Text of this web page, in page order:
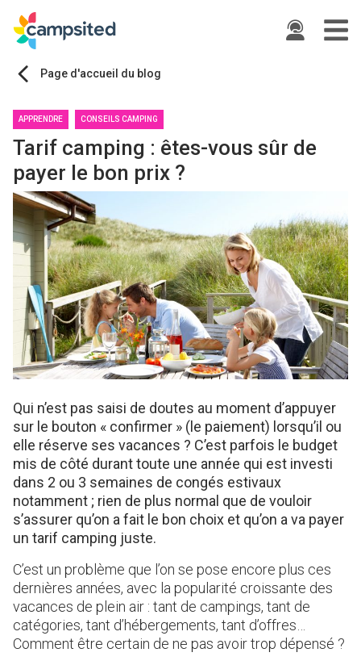
Page d'accueil du blog
APPRENDRE CONSEILS CAMPING
Tarif camping : êtes-vous sûr de
payer le bon prix ?
Qui n’est pas saisi de doutes au moment d’appuyer
sur le bouton « confirmer » (le paiement) lorsqu’il ou
elle réserve ses vacances ? C’est parfois le budget
mis de côté durant toute une année qui est investi
dans 2 ou 3 semaines de congés estivaux
notamment ; rien de plus normal que de vouloir
s’assurer qu’on a fait le bon choix et qu’on a va payer
un tarif camping juste.
C’est un problème que l’on se pose encore plus ces
dernières années, avec la popularité croissante des
vacances de plein air : tant de campings, tant de
catégories, tant d’hébergements, tant d’offres…
Comment être certain de ne pas avoir trop dépensé ?